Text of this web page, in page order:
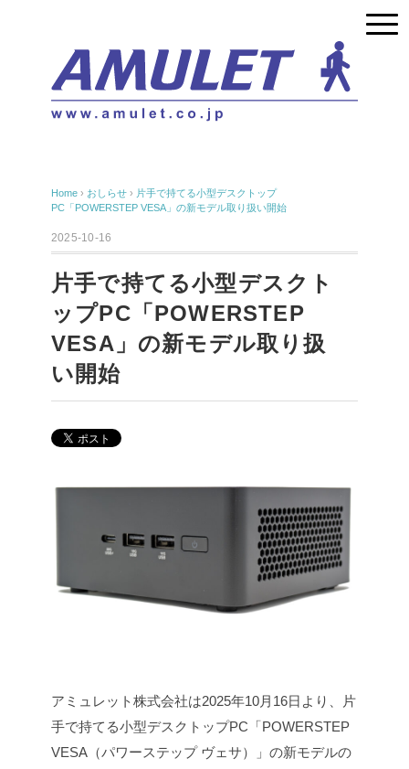
Home › おしらせ › 片手で持てる小型デスクトップ
PC「POWERSTEP VESA」の新モデル取り扱い開始
2025-10-16
片手で持てる小型デスクト
ップPC「POWERSTEP
VESA」の新モデル取り扱
い開始
アミュレット株式会社は2025年10月16日より、片
手で持てる小型デスクトップPC「POWERSTEP
VESA（パワーステップ ヴェサ）」の新モデルの